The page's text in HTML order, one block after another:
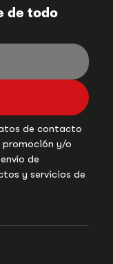
de todo
de contacto
y/o
de
y servicios de